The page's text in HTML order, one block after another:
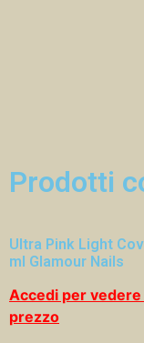
Prodotti
Ultra Pink Light
ml Glamour Nails
Accedi per vedere
prezzo